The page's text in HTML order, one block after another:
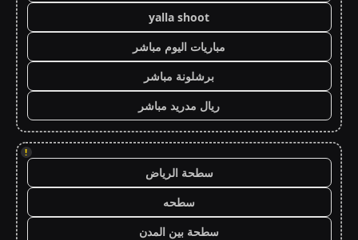
yalla shoot
مباريات اليوم مباشر
برشلونة مباشر
ريال مدريد مباشر
!
سطحة الرياض
سطحه
سطحة بين المدن